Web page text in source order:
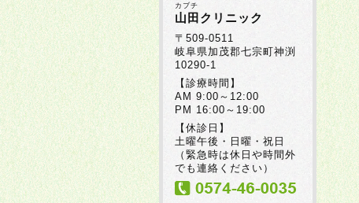
カブチ
山田クリニック
〒509-0511
岐阜県加茂郡七宗町神渕
10290-1
【診療時間】
AM 9:00～12:00
PM 16:00～19:00
【休診日】
土曜午後・日曜・祝日
（緊急時は休日や時間外
でも連絡ください）